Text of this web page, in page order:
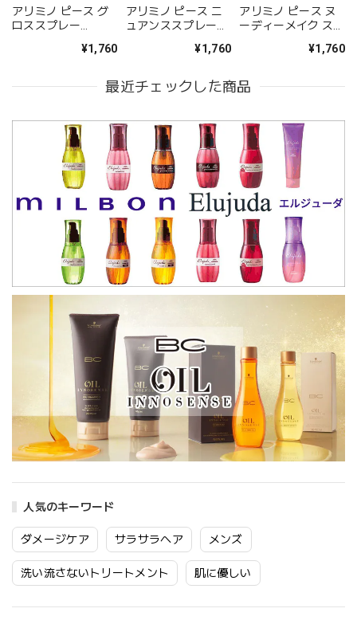
人気のキーワード
ダメージケア サラサラヘア メンズ
洗い流さないトリートメント 肌に優しい
アリミノ ピース グ
ロススプレー
¥1,760
アリミノ ピース ニ
ュアンススプレー
¥1,760
アリミノ ピース ヌ
ーディーメイク スプ
¥1,760
最近チェックした商品